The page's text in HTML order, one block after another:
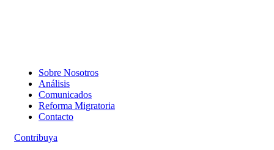
Sobre Nosotros
Análisis
Comunicados
Reforma Migratoria
Contacto
Contribuya